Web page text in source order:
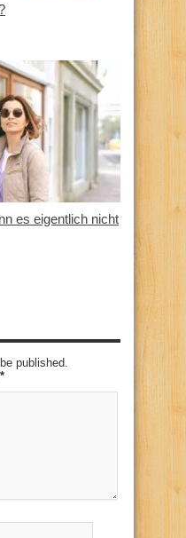
es eigentlich nicht
published.
*